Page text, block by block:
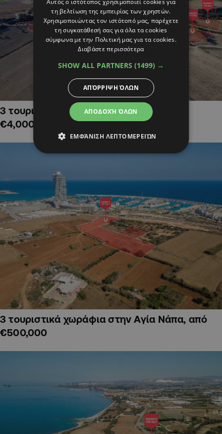
3 τουριστικά χωράφια στην Αλαμινό,
€4,000,000
3 τουριστικά χωράφια στην Αγία Νάπα, από
€500,000
Αυτός ο ιστότοπος χρησιμοποιεί cookies για
τη βελτίωση της εμπειρίας των χρηστών.
Χρησιμοποιώντας τον ιστότοπό μας, παρέχετε
τη συγκατάθεσή σας για όλα τα cookies
σύμφωνα με την Πολιτική μας για τα cookies.
Διαβάστε περισσότερα
SHOW ALL PARTNERS (1499) →
ΑΠΟΔΟΧΉ ΌΛΩΝ
ΑΠΌΡΡΙΨΗ ΌΛΩΝ
ΕΜΦΆΝΙΣΗ ΛΕΠΤΟΜΕΡΕΙΏΝ